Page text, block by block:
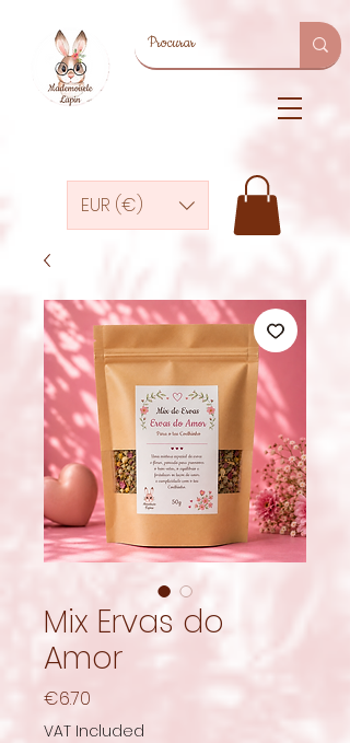
EUR (€)
Mix Ervas do
Amor
€6.70
VAT Included